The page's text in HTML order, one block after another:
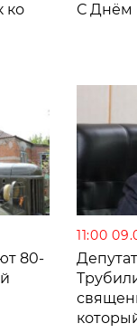
ко
С Днём
80-
11:00